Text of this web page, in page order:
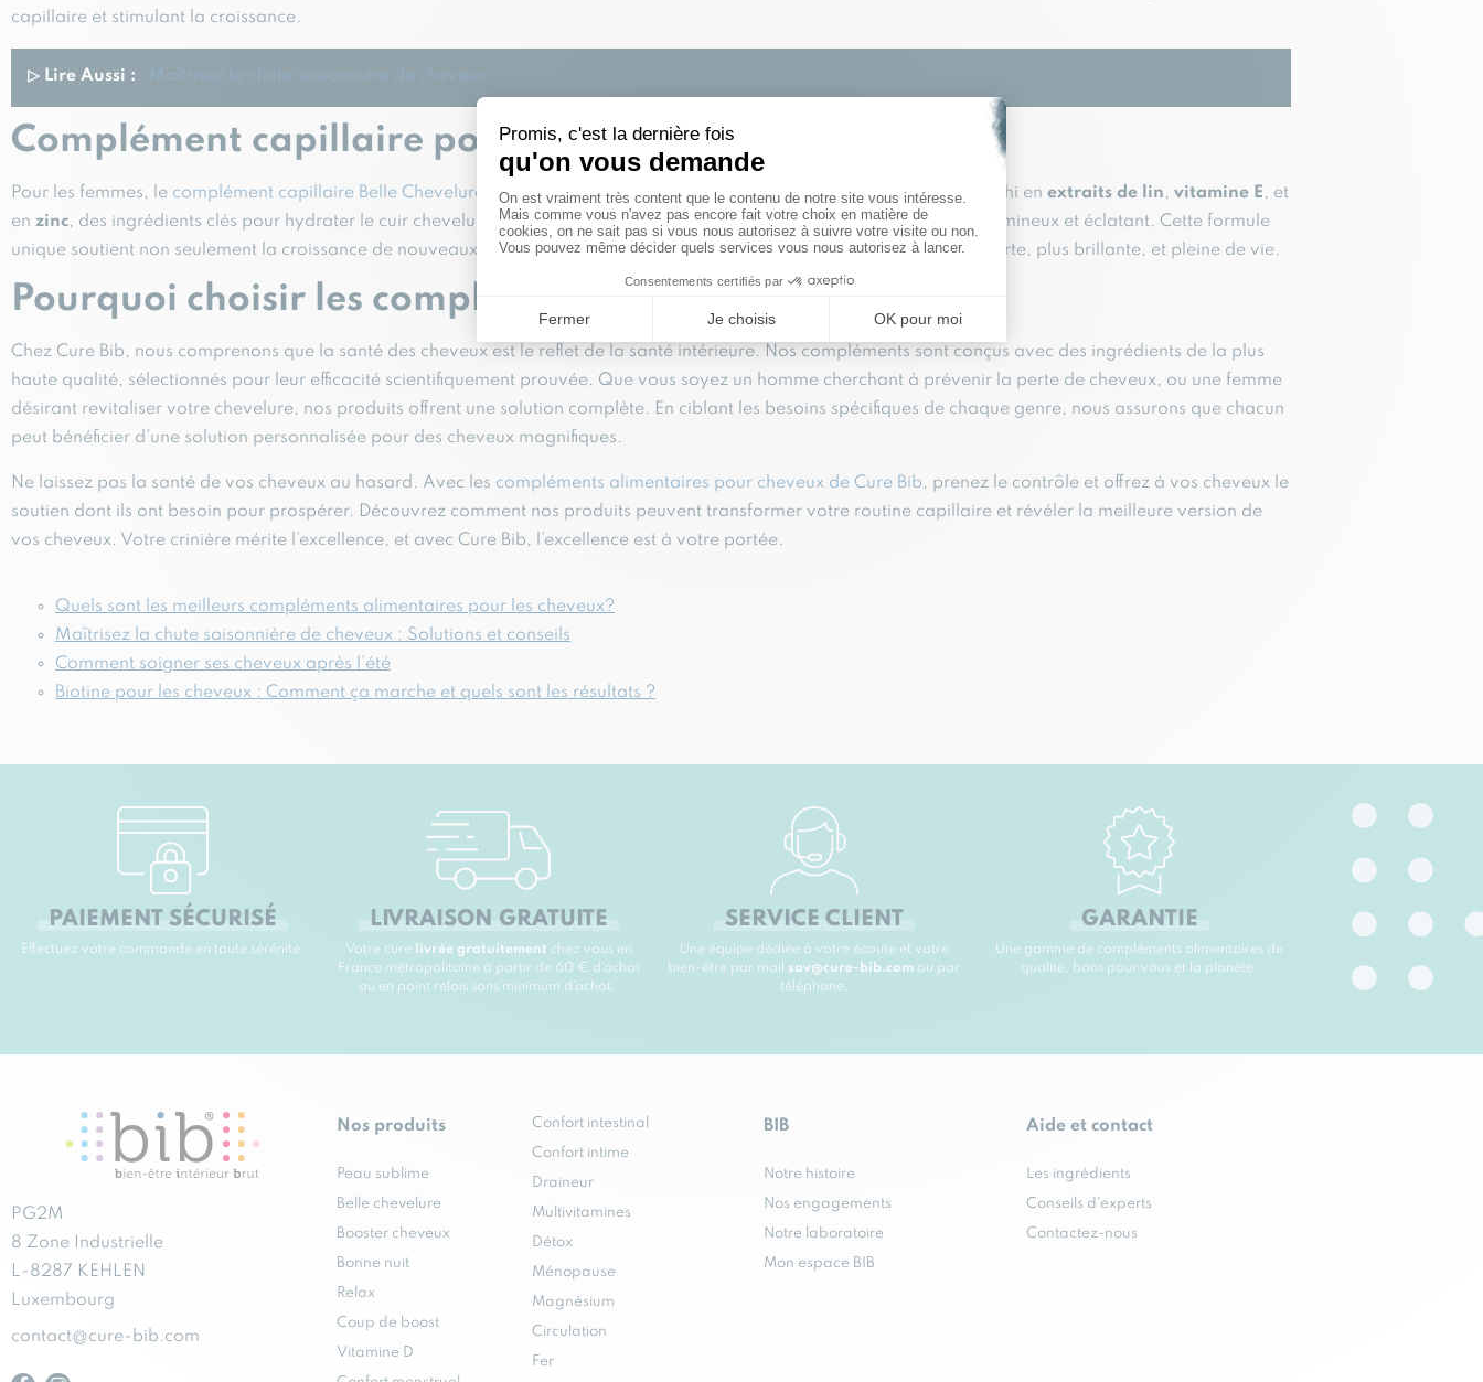
capillaire et stimulant la croissance.
▷ Lire Aussi : Maîtrisez la chute saisonnière de cheveux :…
Complément capillaire pour femmes : éclat et volume
Pour les femmes, le complément capillaire Belle Chevelure va au-delà de la simple stimulation de la croissance. Il est enrichi en extraits de lin, vitamine E, et
en zinc, des ingrédients clés pour hydrater le cuir chevelu, améliorer l’élasticité des cheveux, et leur donner un aspect volumineux et éclatant. Cette formule
unique soutient non seulement la croissance de nouveaux cheveux, mais garantit également que chaque mèche est plus forte, plus brillante, et pleine de vie.
Pourquoi choisir les compléments cure bib ?
Chez Cure Bib, nous comprenons que la santé des cheveux est le reflet de la santé intérieure. Nos compléments sont conçus avec des ingrédients de la plus
haute qualité, sélectionnés pour leur efficacité scientifiquement prouvée. Que vous soyez un homme cherchant à prévenir la perte de cheveux, ou une femme
désirant revitaliser votre chevelure, nos produits offrent une solution complète. En ciblant les besoins spécifiques de chaque genre, nous assurons que chacun
peut bénéficier d’une solution personnalisée pour des cheveux magnifiques.
Ne laissez pas la santé de vos cheveux au hasard. Avec les compléments alimentaires pour cheveux de Cure Bib, prenez le contrôle et offrez à vos cheveux le
soutien dont ils ont besoin pour prospérer. Découvrez comment nos produits peuvent transformer votre routine capillaire et révéler la meilleure version de
vos cheveux. Votre crinière mérite l’excellence, et avec Cure Bib, l’excellence est à votre portée.
Quels sont les meilleurs compléments alimentaires pour les cheveux?
Maîtrisez la chute saisonnière de cheveux : Solutions et conseils
Comment soigner ses cheveux après l’été
Biotine pour les cheveux : Comment ça marche et quels sont les résultats ?
PAIEMENT SÉCURISÉ
Effectuez votre commande en toute sérénité.
LIVRAISON GRATUITE
Votre cure livrée gratuitement chez vous en
France métropolitaine à partir de 60 € d’achat
ou en point relais sans minimum d’achat.
SERVICE CLIENT
Une équipe dédiée à votre écoute et votre
bien-être par mail sav@cure-bib.com ou par
téléphone.
GARANTIE
Une gamme de compléments alimentaires de
qualité, bons pour vous et la planète.
PG2M
8 Zone Industrielle
L-8287 KEHLEN
Luxembourg
contact@cure-bib.com
Nos produits
Peau sublime
Belle chevelure
Booster cheveux
Bonne nuit
Relax
Coup de boost
Vitamine D
Confort intestinal
Confort intime
Draineur
Multivitamines
Détox
Ménopause
Magnésium
Circulation
Fer
BIB
Notre histoire
Nos engagements
Notre laboratoire
Mon espace BIB
Aide et contact
Les ingrédients
Conseils d'experts
Contactez-nous